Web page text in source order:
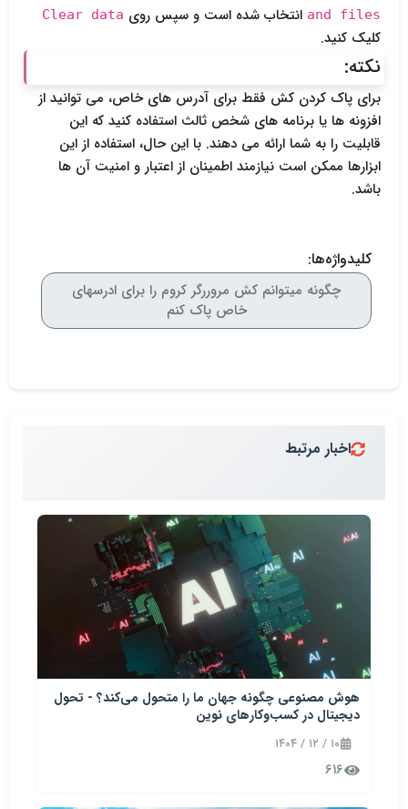
and files انتخاب شده است و سپس روی Clear data
کلیک کنید.
نکته:
برای پاک کردن کش فقط برای آدرس های خاص، می توانید از
افزونه ها یا برنامه های شخص ثالث استفاده کنید که این
قابلیت را به شما ارائه می دهند. با این حال، استفاده از این
ابزارها ممکن است نیازمند اطمینان از اعتبار و امنیت آن ها
باشد.
کلیدواژه‌ها:
چگونه میتوانم کش مروررگر کروم را برای ادرسهای
خاص پاک کنم
اخبار مرتبط
هوش مصنوعی چگونه جهان ما را متحول می‌کند؟ - تحول
دیجیتال در کسب‌وکارهای نوین
۱۰ / ۱۲ / ۱۴۰۴
۶۱۶